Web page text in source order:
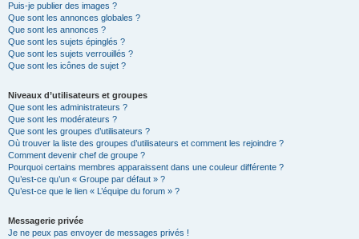
Puis-je publier des images ?
Que sont les annonces globales ?
Que sont les annonces ?
Que sont les sujets épinglés ?
Que sont les sujets verrouillés ?
Que sont les icônes de sujet ?
Niveaux d’utilisateurs et groupes
Que sont les administrateurs ?
Que sont les modérateurs ?
Que sont les groupes d’utilisateurs ?
Où trouver la liste des groupes d’utilisateurs et comment les rejoindre ?
Comment devenir chef de groupe ?
Pourquoi certains membres apparaissent dans une couleur différente ?
Qu’est-ce qu’un « Groupe par défaut » ?
Qu’est-ce que le lien « L’équipe du forum » ?
Messagerie privée
Je ne peux pas envoyer de messages privés !